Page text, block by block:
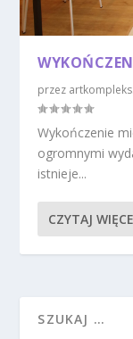
przez
Wykończenie
ogromnymi
istnieje...
CZYTAJ